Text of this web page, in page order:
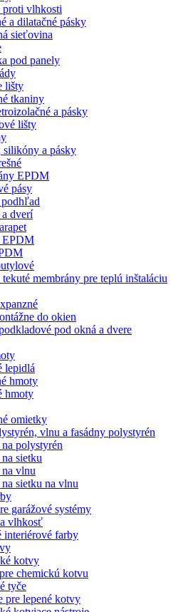
proti vlhkosti
a dilatačné pásky
sieťovina
pod panely
lišty
tkaniny
a pásky
lišty
silikóny a pásky
EPDM
pásy
podhľad
dverí
EPDM
tekuté membrány pre teplú inštaláciu
do okien
pod okná a dvere
lepidlá
hmoty
hmoty
omietky
vlnu a fasádny polystyrén
polystyrén
sietku
vlnu
sietku na vlnu
garážové systémy
vlhkosť
interiérové farby
kotvy
chemickú kotvu
tyče
pre lepené kotvy